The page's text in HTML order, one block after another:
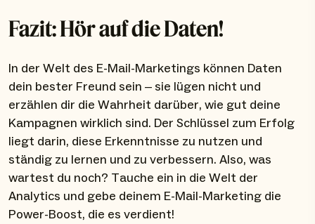
Fazit: Hör auf die Daten!
In der Welt des E-Mail-Marketings können Daten
dein bester Freund sein – sie lügen nicht und
erzählen dir die Wahrheit darüber, wie gut deine
Kampagnen wirklich sind. Der Schlüssel zum Erfolg
liegt darin, diese Erkenntnisse zu nutzen und
ständig zu lernen und zu verbessern. Also, was
wartest du noch? Tauche ein in die Welt der
Analytics und gebe deinem E-Mail-Marketing die
Power-Boost, die es verdient!